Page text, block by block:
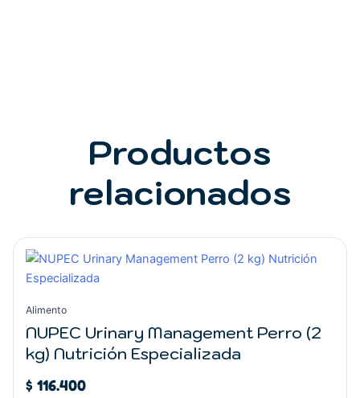
Productos
relacionados
Alimento
NUPEC Urinary Management Perro (2
kg) Nutrición Especializada
$ 116.400